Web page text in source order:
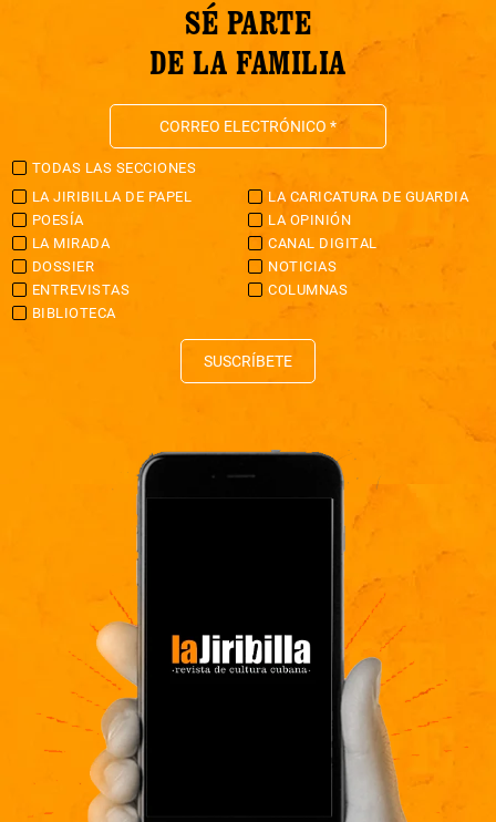
SÉ PARTE
DE LA FAMILIA
TODAS LAS SECCIONES
LA JIRIBILLA DE PAPEL
LA CARICATURA DE GUARDIA
POESÍA
LA OPINIÓN
LA MIRADA
CANAL DIGITAL
DOSSIER
NOTICIAS
ENTREVISTAS
COLUMNAS
BIBLIOTECA
SUSCRÍBETE